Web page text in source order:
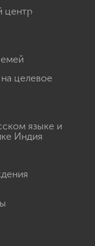
центр
целевое
языке и
Индия